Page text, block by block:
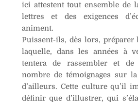
ici attestent tout ensemble de
lettres et des exigences
animent.
Puissent-ils, dès lors, préparer
laquelle, dans les années à
tentera de rassembler et
nombre de témoignages sur
d’ailleurs. Cette culture qu’il
définir que d’illustrer, qui